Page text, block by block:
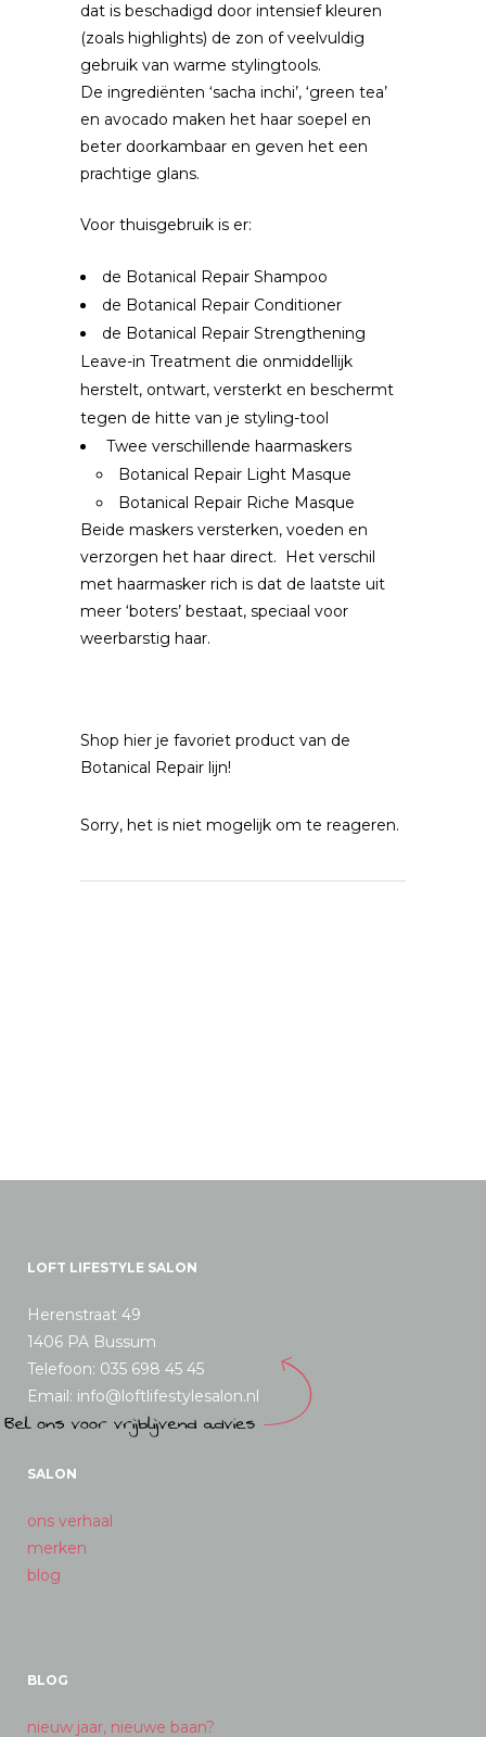
dat is beschadigd door intensief kleuren
(zoals highlights) de zon of veelvuldig
gebruik van warme stylingtools.
De ingrediënten ‘sacha inchi’, ‘green tea’
en avocado maken het haar soepel en
beter doorkambaar en geven het een
prachtige glans.
Voor thuisgebruik is er:
de Botanical Repair Shampoo
de Botanical Repair Conditioner
de Botanical Repair Strengthening
Leave-in Treatment die onmiddellijk
herstelt, ontwart, versterkt en beschermt
tegen de hitte van je styling-tool
Twee verschillende haarmaskers
Botanical Repair Light Masque
Botanical Repair Riche Masque
Beide maskers versterken, voeden en
verzorgen het haar direct. Het verschil
met haarmasker rich is dat de laatste uit
meer ‘boters’ bestaat, speciaal voor
weerbarstig haar.
Shop hier je favoriet product van de
Botanical Repair lijn!
Sorry, het is niet mogelijk om te reageren.
LOFT LIFESTYLE SALON
Herenstraat 49
1406 PA Bussum
Telefoon: 035 698 45 45
Email: info@loftlifestylesalon.nl
SALON
ons verhaal
merken
blog
BLOG
nieuw jaar, nieuwe baan?